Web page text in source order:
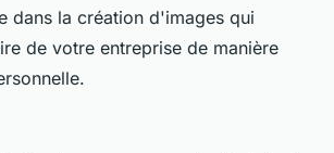
dans la création d'images qui
de votre entreprise de manière